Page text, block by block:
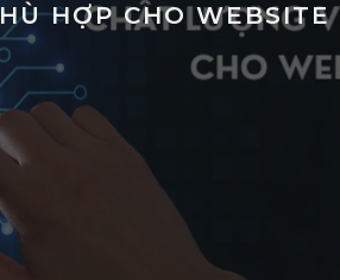
HỢP CHO WEBSITE